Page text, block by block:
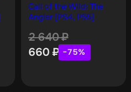
Call of the Wild: The
Angler [PS4, PS5]
2 640₽
660 ₽ −75%